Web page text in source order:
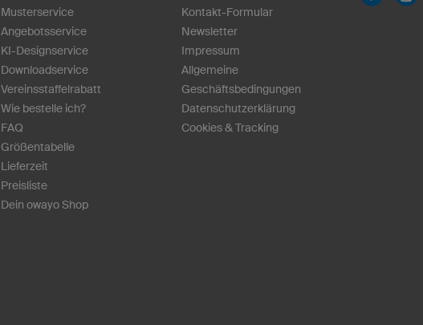
Musterservice
Angebotsservice
KI-Designservice
Downloadservice
Vereinsstaffelrabatt
Wie bestelle ich?
FAQ
Größentabelle
Lieferzeit
Preisliste
Dein owayo Shop
Kontakt-Formular
Newsletter
Impressum
Allgemeine
Geschäftsbedingungen
Datenschutzerklärung
Cookies & Tracking